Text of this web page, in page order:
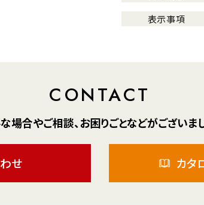
表示事項
CONTACT
場合やご相談、お困りごとなどがございま
せ カタ